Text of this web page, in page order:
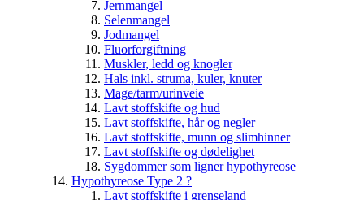
Jernmangel
Selenmangel
Jodmangel
Fluorforgiftning
Muskler, ledd og knogler
Hals inkl. struma, kuler, knuter
Mage/tarm/urinveie
Lavt stoffskifte og hud
Lavt stoffskifte, hår og negler
Lavt stoffskifte, munn og slimhinner
Lavt stoffskifte og dødelighet
Sygdommer som ligner hypothyreose
Hypothyreose Type 2 ?
Lavt stoffskifte i grenseland